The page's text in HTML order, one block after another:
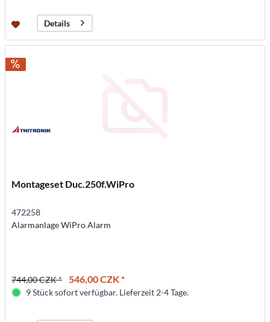
Details
Montageset Duc.250f.WiPro
472258
Alarmanlage WiPro Alarm
744,00 CZK * 546,00 CZK *
9 Stück sofort verfügbar. Lieferzeit 2-4 Tage.